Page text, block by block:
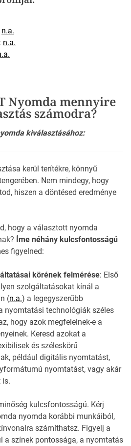
n.a.
: n.a.
Nyomda mennyire
számodra?
kiválasztásához:
kerül terítékre, könnyű
Nem mindegy, hogy
hiszen a döntésed eredménye
hogy a választott nyomda
Íme néhány kulcsfontosságú
figyelned:
körének felmérése: Első
szolgáltatásokat kínál a
(n.a.) a legegyszerűbb
nyomtatási technológiák széles
hogy azok megfelelnek-e a
Keresd azokat a
és széleskörű
például digitális nyomtatást,
nyomtatást, vagy akár
is.
kulcsfontosságú. Kérj
nyomda korábbi munkáiból,
számíthatsz. Figyelj a
a színek pontossága, a nyomtatás